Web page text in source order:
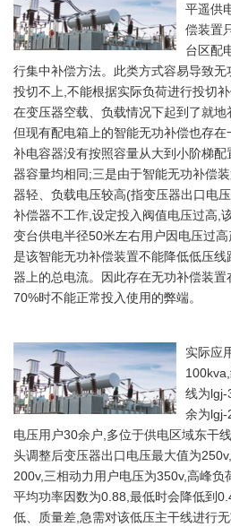
平遥供
偿装置
台区配
行集中补偿方法。此类方式容易导致
投切不上,不能根据实际负荷进行投切
在变压器空载、负载情况下起到了就地
但现有配电箱上的智能无功补偿也存
补电容器没有按照容量从大到小阶梯
器容量均相同;三是由于智能无功补偿
器轻、负载电压较高(指变压器出口电
补偿器不工作,设定投入阀值电压过高,
变台供电半径50米左右用户因电压过
是该智能无功补偿装置不能降低低压
器上的总电流。因此存在无功补偿装
70%时不能正常投入使用的弊端。
实际应
线为lgj-
余为lgj-
电压用户30余户,多位于供电区域东干
头调整后变压器出口电压最大值为
200v,三相动力用户电压为350v,高峰负
平均功率因数为0.88,最低时会降低到
低、质量差,急需对该低压主干线进行无